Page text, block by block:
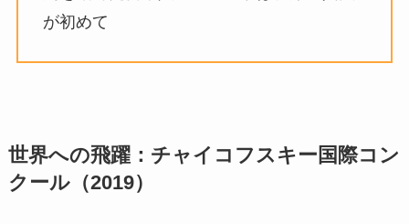
が初めて
世界への飛躍：チャイコフスキー国際コン
クール（2019）